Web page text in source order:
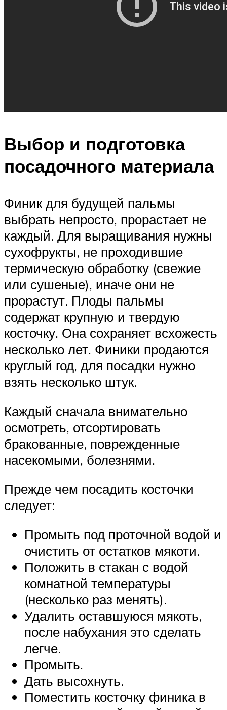
Выбор и подготовка
посадочного материала
Финик для будущей пальмы
выбрать непросто, прорастает не
каждый. Для выращивания нужны
сухофрукты, не проходившие
термическую обработку (свежие
или сушеные), иначе они не
прорастут. Плоды пальмы
содержат крупную и твердую
косточку. Она сохраняет всхожесть
несколько лет. Финики продаются
круглый год, для посадки нужно
взять несколько штук.
Каждый сначала внимательно
осмотреть, отсортировать
бракованные, поврежденные
насекомыми, болезнями.
Прежде чем посадить косточки
следует:
Промыть под проточной водой и
очистить от остатков мякоти.
Положить в стакан с водой
комнатной температуры
(несколько раз менять).
Удалить оставшуюся мякоть,
после набухания это сделать
легче.
Промыть.
Дать высохнуть.
Поместить косточку финика в